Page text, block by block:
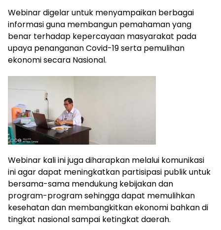
Webinar digelar untuk menyampaikan berbagai
informasi guna membangun pemahaman yang
benar terhadap kepercayaan masyarakat pada
upaya penanganan Covid-19 serta pemulihan
ekonomi secara Nasional.
Webinar kali ini juga diharapkan melalui komunikasi
ini agar dapat meningkatkan partisipasi publik untuk
bersama-sama mendukung kebijakan dan
program-program sehingga dapat memulihkan
kesehatan dan membangkitkan ekonomi bahkan di
tingkat nasional sampai ketingkat daerah.